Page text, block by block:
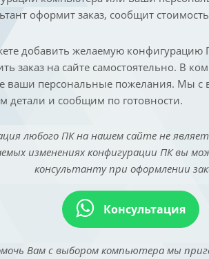
оформит заказ, сообщит
добавить желаемую конфигурацию
заказ на сайте самостоятельно. В
ваши персональные пожелания. Мы с
детали и сообщим по готовности.
любого ПК на нашем сайте не
изменениях конфигурации ПК вы
консультанту при оформлении
Консультация
Вам с выбором компьютера мы